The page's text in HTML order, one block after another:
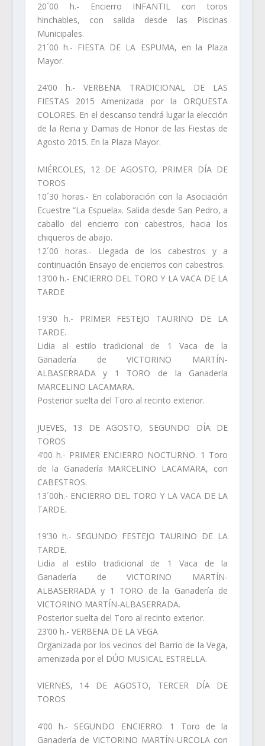
20´00 h.- Encierro INFANTIL con toros
hinchables, con salida desde las Piscinas
Municipales.
21´00 h.- FIESTA DE LA ESPUMA, en la Plaza
Mayor.
24’00 h.- VERBENA TRADICIONAL DE LAS
FIESTAS 2015 Amenizada por la ORQUESTA
COLORES. En el descanso tendrá lugar la elección
de la Reina y Damas de Honor de las Fiestas de
Agosto 2015. En la Plaza Mayor.
MIÉRCOLES, 12 DE AGOSTO, PRIMER DÍA DE
TOROS
10´30 horas.- En colaboración con la Asociación
Ecuestre “La Espuela». Salida desde San Pedro, a
caballo del encierro con cabestros, hacia los
chiqueros de abajo.
12´00 horas.- Llegada de los cabestros y a
continuación Ensayo de encierros con cabestros.
13’00 h.- ENCIERRO DEL TORO Y LA VACA DE LA
TARDE
19’30 h.- PRIMER FESTEJO TAURINO DE LA
TARDE.
Lidia al estilo tradicional de 1 Vaca de la
Ganadería de VICTORINO MARTÍN-
ALBASERRADA y 1 TORO de la Ganadería
MARCELINO LACAMARA.
Posterior suelta del Toro al recinto exterior.
JUEVES, 13 DE AGOSTO, SEGUNDO DÍA DE
TOROS
4’00 h.- PRIMER ENCIERRO NOCTURNO. 1 Toro
de la Ganadería MARCELINO LACAMARA, con
CABESTROS.
13´00h.- ENCIERRO DEL TORO Y LA VACA DE LA
TARDE.
19’30 h.- SEGUNDO FESTEJO TAURINO DE LA
TARDE.
Lidia al estilo tradicional de 1 Vaca de la
Ganadería de VICTORINO MARTÍN-
ALBASERRADA y 1 TORO de la Ganadería de
VICTORINO MARTÍN-ALBASERRADA.
Posterior suelta del Toro al recinto exterior.
23’00 h.- VERBENA DE LA VEGA
Organizada por los vecinos del Barrio de la Vega,
amenizada por el DÚO MUSICAL ESTRELLA.
VIERNES, 14 DE AGOSTO, TERCER DÍA DE
TOROS
4’00 h.- SEGUNDO ENCIERRO. 1 Toro de la
Ganadería de VICTORINO MARTÍN-URCOLA con